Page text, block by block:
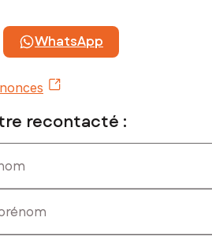
WhatsApp
recontacté :